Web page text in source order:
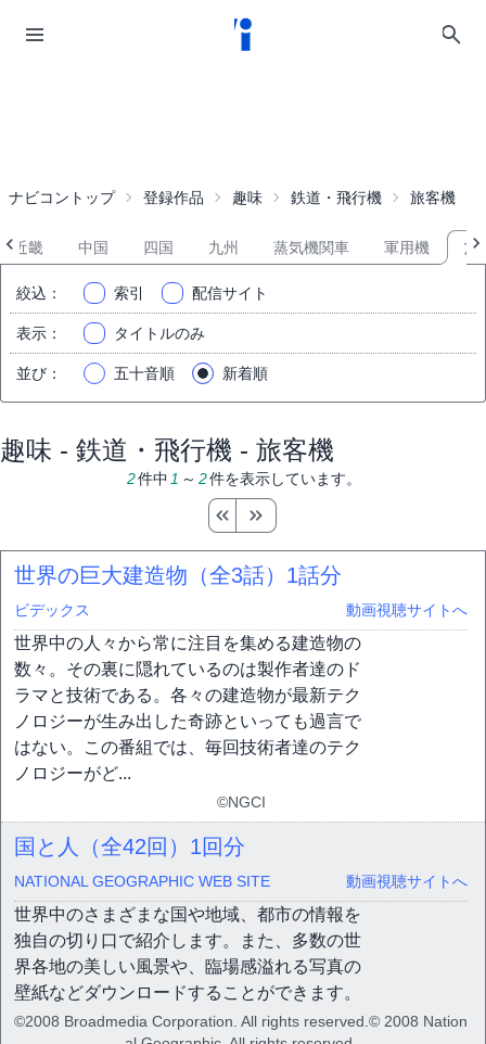
ナビコントップ 登録作品 趣味 鉄道・飛行機 旅客機
近畿 中国 四国 九州 蒸気機関車 軍用機 旅
絞込 ： 索引 配信サイト
表示 ： タイトルのみ
並び ： 五十音順 新着順
趣味 - 鉄道・飛行機 - 旅客機
2件中 1 ～ 2件を表示しています。
世界の巨大建造物（全3話） 1話分
ビデックス 動画視聴サイトへ
世界中の人々から常に注目を集める建造物の
数々。その裏に隠れているのは製作者達のド
ラマと技術である。各々の建造物が最新テク
ノロジーが生み出した奇跡といっても過言で
はない。この番組では、毎回技術者達のテク
ノロジーがど...
©NGCI
国と人（全42回） 1回分
NATIONAL GEOGRAPHIC WEB SITE 動画視聴サイトへ
世界中のさまざまな国や地域、都市の情報を
独自の切り口で紹介します。また、多数の世
界各地の美しい風景や、臨場感溢れる写真の
壁紙などダウンロードすることができます。
©2008 Broadmedia Corporation. All rights reserved.© 2008 Nation